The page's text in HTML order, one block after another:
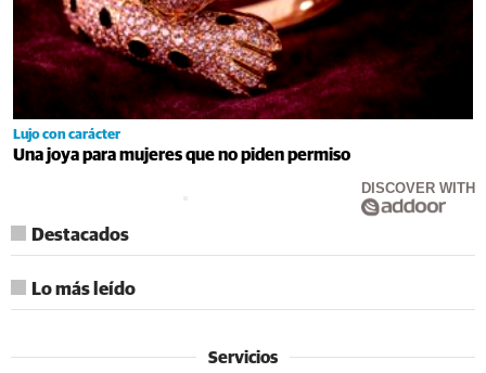
Lujo con carácter
Una joya para mujeres que no piden permiso
DISCOVER WITH
Destacados
Lo más leído
Servicios